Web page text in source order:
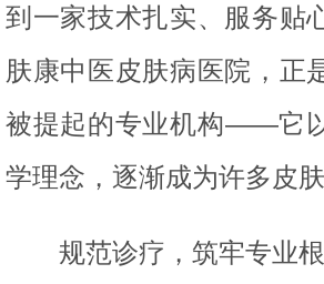
到一家技术扎实、服务贴
肤康中医皮肤病医院，正
被提起的专业机构——它
学理念，逐渐成为许多皮
规范诊疗，筑牢专业